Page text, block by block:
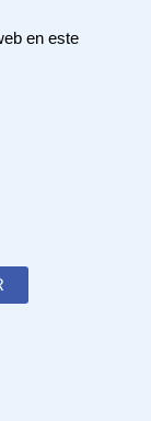
en este